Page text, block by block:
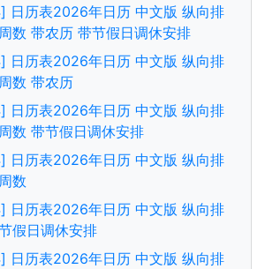
日历表2026年日历 中文版 纵向排
数 带农历 带节假日调休安排
日历表2026年日历 中文版 纵向排
数 带农历
日历表2026年日历 中文版 纵向排
数 带节假日调休安排
日历表2026年日历 中文版 纵向排
数
日历表2026年日历 中文版 纵向排
假日调休安排
日历表2026年日历 中文版 纵向排